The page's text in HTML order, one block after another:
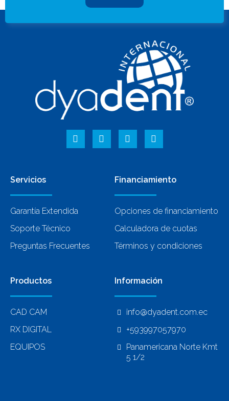
Servicios
Garantía Extendida
Soporte Técnico
Preguntas Frecuentes
Financiamiento
Opciones de financiamiento
Calculadora de cuotas
Términos y condiciones
Productos
CAD CAM
RX DIGITAL
EQUIPOS
Información
info@dyadent.com.ec
+593997057970
Panamericana Norte Kmt
5 1/2